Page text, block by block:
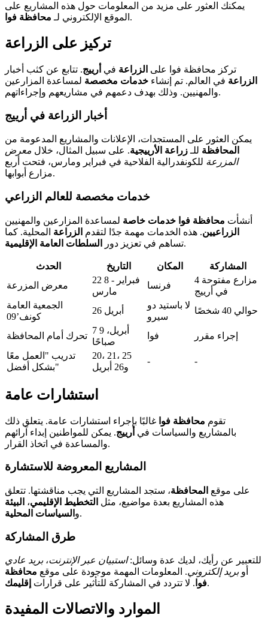
يمكنك العثور على مزيد من المعلومات حول هذه المشاريع على
الموقع الإلكتروني لـ محافظة فوا .
تركيز على الزراعة
تركز محافظة فوا على الزراعة في أرييج. تتابع عن كثب أخبار
الزراعة في العالم. تم إنشاء خدمات مخصصة لمساعدة المزارعين
والمهنيين. وذلك بهدف دعمهم في مشاريعهم وإجراءاتهم.
أخبار الزراعة في أرييج
يمكن العثور على المستجدات، الإعلانات والمشاريع المدعومة من
المحافظة للـ زراعة الأرييجية. على سبيل المثال، خلال معرض
المزرعة للكونفدرالية الفلاحية في فبراير ومارس، فتحت أربع
مزارع أبوابها.
خدمات مخصصة للعالم الزراعي
أنشأت محافظة فوا خدمات خاصة لمساعدة المزارعين والمهنيين
الزراعيين. هذه الخدمات مهمة جدًا لتقدم الزراعة المحلية. كما
تساهم في تعزيز دور
السلطات العامة الإقليمية .
الحدث التاريخ المكان
المشاركة
معرض المزرعة
22 فبراير - 8
مارس
فرنسا
4 مزارع مفتوحة
في أرييج
الجمعية العامة
كونف’09
26 أبريل
لا باستيد دو
سيرو
حوالي 40 شخصًا
تحرك أمام المحافظة
7 أبريل، 9
صباحًا
فوا
إجراء مقرر
تدريب "العمل معًا
بشكل أفضل"
20، 21، 25
و26 أبريل
- -
استشارات عامة
تقوم محافظة فوا غالبًا بإجراء استشارات عامة. يتعلق ذلك
بالمشاريع والسياسات في أرييج. يمكن للمواطنين إبداء آرائهم
والمساعدة في اتخاذ القرار.
المشاريع المعروضة للاستشارة
على موقع المحافظة، ستجد المشاريع التي يجب مناقشتها. تتعلق
هذه المشاريع بعدة مواضيع، مثل التخطيط الإقليمي، البيئة
و السياسات المحلية .
طرق المشاركة
للتعبير عن رأيك، لديك عدة وسائل:استبيان عبر الإنترنت،بريد عادي
أوبريد إلكتروني. المعلومات المهمة موجودة على موقع محافظة
فوا . لا تتردد في المشاركة للتأثير على قرارات إقليمك .
الموارد والاتصالات المفيدة